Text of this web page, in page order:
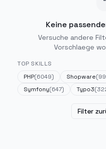
Keine
Versuche andere
Vorschlaege
TOP SKILLS
PHP(6049) Shopware(
Symfony(647) Typo3(
Filter